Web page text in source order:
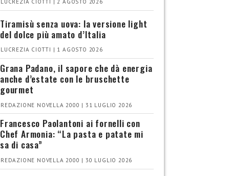
LUCREZIA CIOTTI | 2 AGOSTO 2026
Tiramisù senza uova: la versione light
del dolce più amato d’Italia
LUCREZIA CIOTTI | 1 AGOSTO 2026
Grana Padano, il sapore che dà energia
anche d’estate con le bruschette
gourmet
REDAZIONE NOVELLA 2000 | 31 LUGLIO 2026
Francesco Paolantoni ai fornelli con
Chef Armonia: “La pasta e patate mi
sa di casa”
REDAZIONE NOVELLA 2000 | 30 LUGLIO 2026